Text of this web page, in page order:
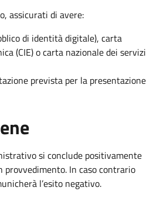
assicurati di avere:
di identità digitale), carta
(CIE) o carta nazionale dei servizi
prevista per la presentazione
si conclude positivamente
provvedimento. In caso contrario
l’esito negativo.